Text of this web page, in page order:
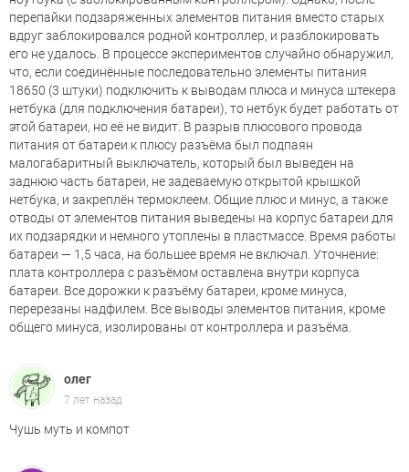
перепайки подзаряженных элементов питания вместо старых
вдруг заблокировался родной контроллер, и разблокировать
его не удалось. В процессе экспериментов случайно обнаружил,
что, если соединённые последовательно элементы питания
18650 (3 штуки) подключить к выводам плюса и минуса штекера
нетбука (для подключения батареи), то нетбук будет работать от
этой батареи, но её не видит. В разрыв плюсового провода
питания от батареи к плюсу разъёма был подпаян
малогабаритный выключатель, который был выведен на
заднюю часть батареи, не задеваемую открытой крышкой
нетбука, и закреплён термоклеем. Общие плюс и минус, а также
отводы от элементов питания выведены на корпус батареи для
их подзарядки и немного утоплены в пластмассе. Время работы
батареи — 1,5 часа, на большее время не включал. Уточнение:
плата контроллера с разъёмом оставлена внутри корпуса
батареи. Все дорожки к разъёму батареи, кроме минуса,
перерезаны надфилем. Все выводы элементов питания, кроме
общего минуса, изолированы от контроллера и разъёма.
олег
7 лет назад
Чушь муть и компот